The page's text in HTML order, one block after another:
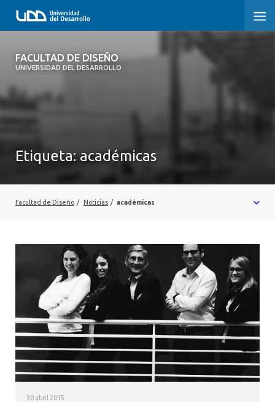
FACULTAD DE DISEÑO
UNIVERSIDAD DEL DESARROLLO
FACULTAD DE DISEÑO
INICIO
Etiqueta:académicas
Facultad de Diseño / Noticias / académicas
30 abril 2015